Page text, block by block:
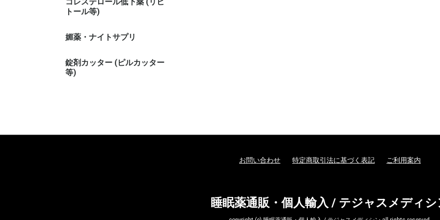
コレステロール低下薬 (リピ
トール等)
媚薬・ナイトサプリ
錠剤カッター (ピルカッター
等)
お問い合わせ 特定商取引法に基づく表記 ご利用案内
睡眠薬通販・個人輸入 / テジャスメディシ